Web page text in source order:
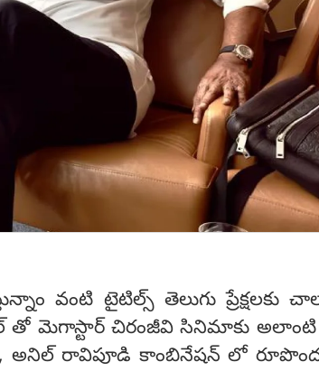
వంటి టైటిల్స్ తెలుగు ప్రేక్షలకు
తో మెగాస్టార్ చిరంజీవి సినిమాకు
అనిల్ రావిపూడి కాంబినేషన్ లో